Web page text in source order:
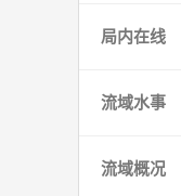
局内在线
流域水事
流域概况